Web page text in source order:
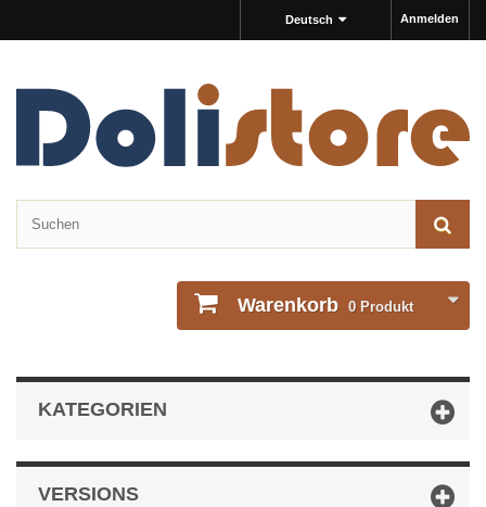
Anmelden
Deutsch
Warenkorb 0 Produkt
KATEGORIEN
VERSIONS